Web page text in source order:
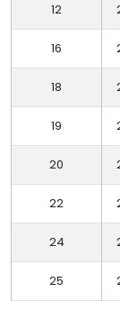
12
16
18
19
20
22
24
25